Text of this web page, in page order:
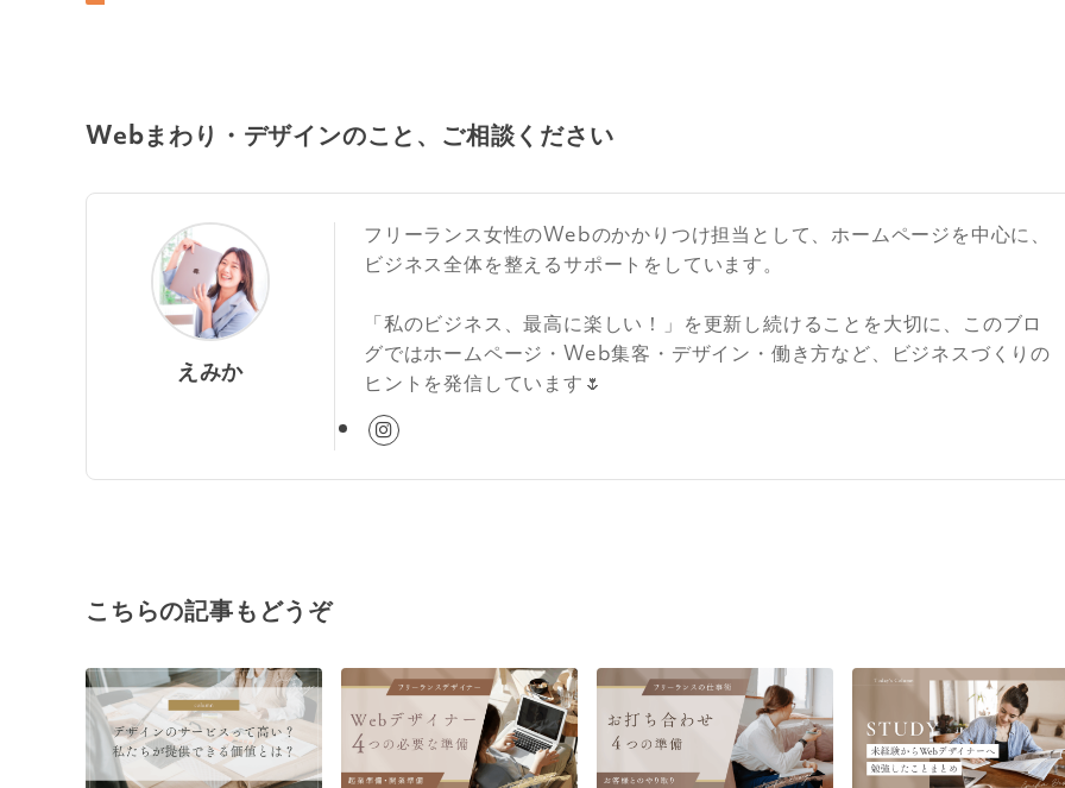
Webまわり・デザインのこと、ご相談ください
えみか
フリーランス女性のWebのかかりつけ担当として、ホームページを中心に、
ビジネス全体を整えるサポートをしています。
「私のビジネス、最高に楽しい！」を更新し続けることを大切に、このブロ
グではホームページ・Web集客・デザイン・働き方など、ビジネスづくりの
ヒントを発信しています🌷
こちらの記事もどうぞ